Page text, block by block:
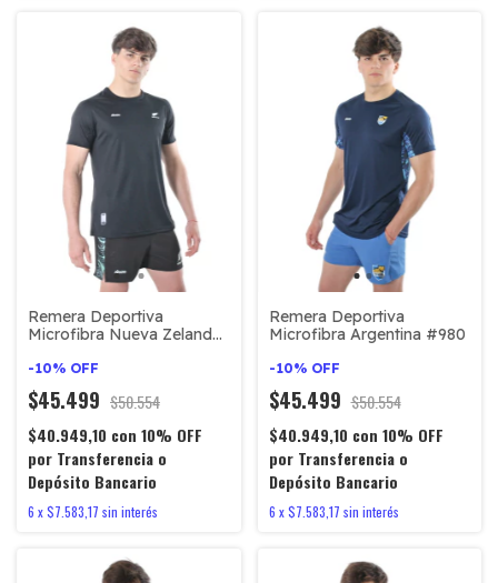
Remera Deportiva
Microfibra Nueva Zelanda
-10% OFF
$45.499 $50.554
$40.949,10 con 10% OFF
por Transferencia o
Depósito Bancario
6 x$7.583,17 sin interés
Remera Deportiva
Microfibra Argentina #980
-10% OFF
$45.499 $50.554
$40.949,10 con 10% OFF
por Transferencia o
Depósito Bancario
6 x$7.583,17 sin interés